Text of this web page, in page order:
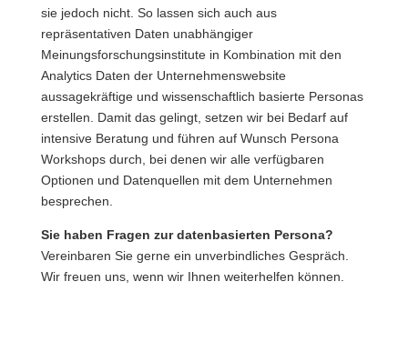
sie jedoch nicht. So lassen sich auch aus
repräsentativen Daten unabhängiger
Meinungsforschungsinstitute in Kombination mit den
Analytics Daten der Unternehmenswebsite
aussagekräftige und wissenschaftlich basierte Personas
erstellen. Damit das gelingt, setzen wir bei Bedarf auf
intensive Beratung und führen auf Wunsch Persona
Workshops durch, bei denen wir alle verfügbaren
Optionen und Datenquellen mit dem Unternehmen
besprechen.
Sie haben Fragen zur datenbasierten Persona?
Vereinbaren Sie gerne ein unverbindliches Gespräch.
Wir freuen uns, wenn wir Ihnen weiterhelfen können.